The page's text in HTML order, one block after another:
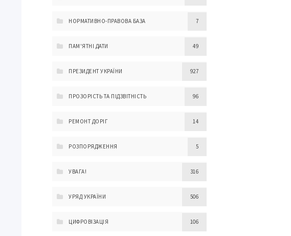
НОРМАТИВНО-ПРАВОВА БАЗА 7
ПАМ'ЯТНІ ДАТИ 49
ПРЕЗИДЕНТ УКРАЇНИ 927
ПРОЗОРІСТЬ ТА ПІДЗВІТНІСТЬ 96
РЕМОНТ ДОРІГ 14
РОЗПОРЯДЖЕННЯ 5
УВАГА! 316
УРЯД УКРАЇНИ 506
ЦИФРОВІЗАЦІЯ 106